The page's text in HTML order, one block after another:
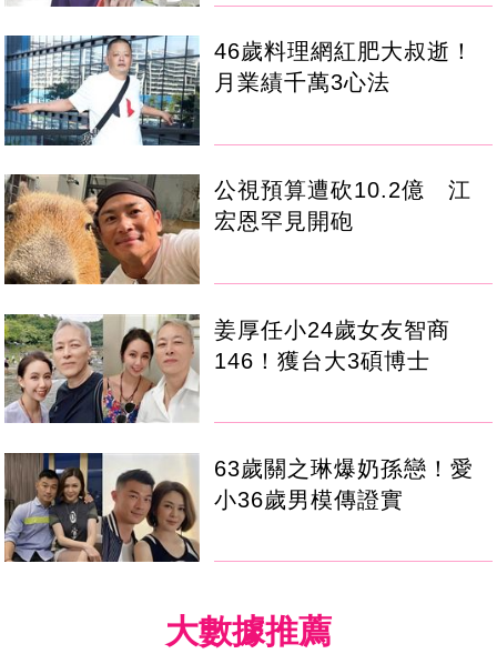
46歲料理網紅肥大叔逝！
月業績千萬3心法
公視預算遭砍10.2億 江
宏恩罕見開砲
姜厚任小24歲女友智商
146！獲台大3碩博士
63歲關之琳爆奶孫戀！愛
小36歲男模傳證實
大數據推薦